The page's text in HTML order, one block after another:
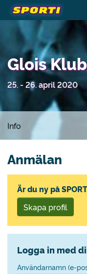
Glois
25. - 26. april 2020
Info
Anmälan
Är du ny på
Skapa profil
Logga in med
Användarnamn (e-